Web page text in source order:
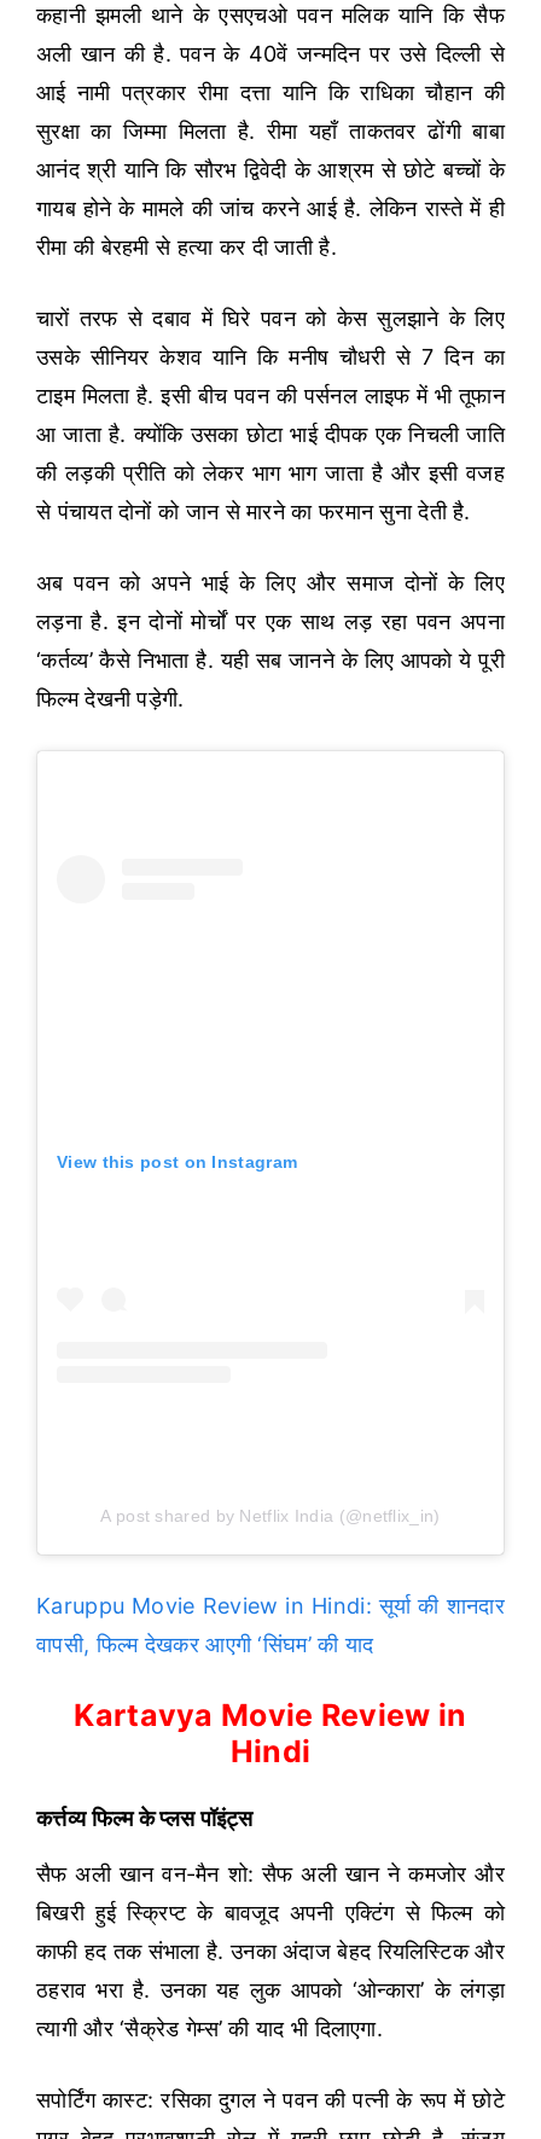
कहानी झमली थाने के एसएचओ पवन मलिक यानि कि सैफ
अली खान की है. पवन के 40वें जन्मदिन पर उसे दिल्ली से
आई नामी पत्रकार रीमा दत्ता यानि कि राधिका चौहान की
सुरक्षा का जिम्मा मिलता है. रीमा यहाँ ताकतवर ढोंगी बाबा
आनंद श्री यानि कि सौरभ द्विवेदी के आश्रम से छोटे बच्चों के
गायब होने के मामले की जांच करने आई है. लेकिन रास्ते में ही
रीमा की बेरहमी से हत्या कर दी जाती है.
चारों तरफ से दबाव में घिरे पवन को केस सुलझाने के लिए
उसके सीनियर केशव यानि कि मनीष चौधरी से 7 दिन का
टाइम मिलता है. इसी बीच पवन की पर्सनल लाइफ में भी तूफान
आ जाता है. क्योंकि उसका छोटा भाई दीपक एक निचली जाति
की लड़की प्रीति को लेकर भाग भाग जाता है और इसी वजह
से पंचायत दोनों को जान से मारने का फरमान सुना देती है.
अब पवन को अपने भाई के लिए और समाज दोनों के लिए
लड़ना है. इन दोनों मोर्चों पर एक साथ लड़ रहा पवन अपना
‘कर्तव्य’ कैसे निभाता है. यही सब जानने के लिए आपको ये पूरी
फिल्म देखनी पड़ेगी.
View this post on Instagram
A post shared by Netflix India (@netflix_in)
Karuppu Movie Review in Hindi: सूर्या की शानदार
वापसी, फिल्म देखकर आएगी ‘सिंघम’ की याद
Kartavya Movie Review in
Hindi
कर्त्तव्य फिल्म के प्लस पॉइंट्स
सैफ अली खान वन-मैन शो: सैफ अली खान ने कमजोर और
बिखरी हुई स्क्रिप्ट के बावजूद अपनी एक्टिंग से फिल्म को
काफी हद तक संभाला है. उनका अंदाज बेहद रियलिस्टिक और
ठहराव भरा है. उनका यह लुक आपको ‘ओन्कारा’ के लंगड़ा
त्यागी और ‘सैक्रेड गेम्स’ की याद भी दिलाएगा.
सपोर्टिंग कास्ट: रसिका दुगल ने पवन की पत्नी के रूप में छोटे